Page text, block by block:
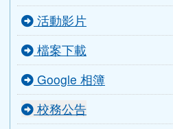
活動影片
檔案下載
Google 相簿
校務公告